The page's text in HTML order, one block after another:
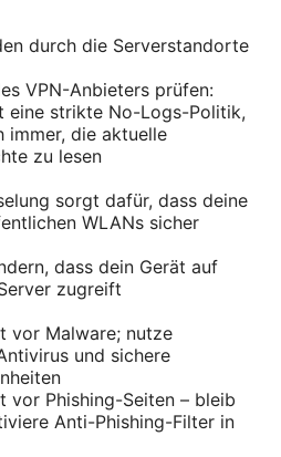
durch die Serverstandorte
VPN-Anbieters prüfen:
eine strikte No-Logs-Politik,
immer, die aktuelle
zu lesen
sorgt dafür, dass deine
WLANs sicher
dass dein Gerät auf
zugreift
vor Malware; nutze
und sichere
vor Phishing-Seiten – bleib
Anti-Phishing-Filter in